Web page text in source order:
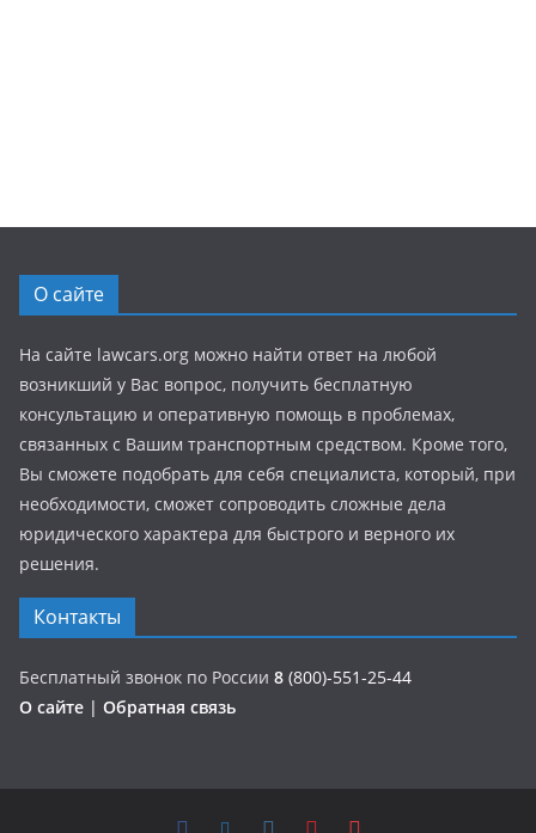
О сайте
На сайте lawcars.org можно найти ответ на любой
возникший у Вас вопрос, получить бесплатную
консультацию и оперативную помощь в проблемах,
связанных с Вашим транспортным средством. Кроме того,
Вы сможете подобрать для себя специалиста, который, при
необходимости, сможет сопроводить сложные дела
юридического характера для быстрого и верного их
решения.
Контакты
Бесплатный звонок по России 8 (800)-551-25-44
О сайте | Обратная связь